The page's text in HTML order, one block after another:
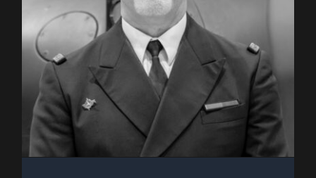
François DECOURT • AIA Cuers
Pierrefeu : Intervenant au Forum
2MF (2024)